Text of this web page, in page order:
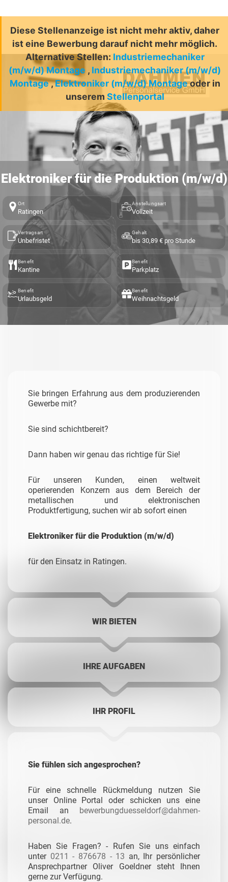
Diese Stellenanzeige ist nicht mehr aktiv, daher
ist eine Bewerbung darauf nicht mehr möglich.
Alternative Stellen: Industriemechaniker
(m/w/d) Montage , Industriemechaniker (m/w/d)
Montage,Elektroniker (m/w/d) Montageoder in
unserem Stellenportal
Elektroniker für die Produktion (m/w/d)
Ort
Ratingen
Anstellungsart
Vollzeit
Vertragsart
Unbefristet
Gehalt
bis 30,89 € pro Stunde
Benefit
Kantine
Benefit
Parkplatz
Benefit
Urlaubsgeld
Benefit
Weihnachtsgeld
Sie bringen Erfahrung aus dem produzierenden
Gewerbe mit?
Sie sind schichtbereit?
Dann haben wir genau das richtige für Sie!
Für unseren Kunden, einen weltweit
operierenden Konzern aus dem Bereich der
metallischen und elektronischen
Produktfertigung, suchen wir ab sofort einen
Elektroniker für die Produktion (m/w/d)
für den Einsatz in Ratingen.
WIR BIETEN
IHRE AUFGABEN
IHR PROFIL
Sie fühlen sich angesprochen?
Für eine schnelle Rückmeldung nutzen Sie
unser Online Portal oder schicken uns eine
Email an bewerbungduesseldorf@dahmen-
personal.de.
Haben Sie Fragen? - Rufen Sie uns einfach
unter 0211 - 876678 - 13 an, Ihr persönlicher
Ansprechpartner Oliver Goeldner steht Ihnen
gerne zur Verfügung.